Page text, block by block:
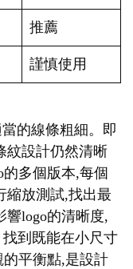
推薦
謹慎使用
的線條粗細。即
紋設計仍然清晰
多個版本,每個
縮放測試,找出最
響logo的清晰度,
到既能在小尺寸
平衡點,是設計